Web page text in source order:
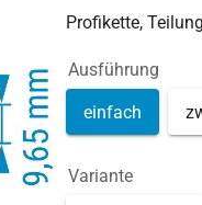
Profikette,
Ausführung
einfach
Variante